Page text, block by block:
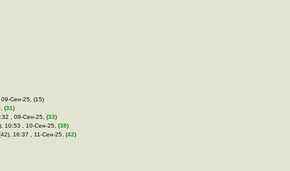
Сен-25, (15)
(31)
, 09-Сен-25, (33)
10:53 , 10-Сен-25, (38)
16:37 , 11-Сен-25, (42)